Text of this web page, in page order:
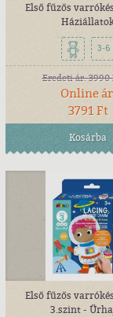
Első fűzős
3-6
Eredeti ár:3990
Online
3791 Ft
Kosárba
Első fűzős
3.szint -